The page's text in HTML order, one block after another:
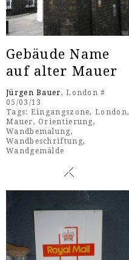
Gebäude Name
auf alter Mauer
Jürgen Bauer, London #
05/03/13
Tags: Eingangszone,London,
Mauer, Orientierung,
Wandbemalung,
Wandbeschriftung,
Wandgemälde